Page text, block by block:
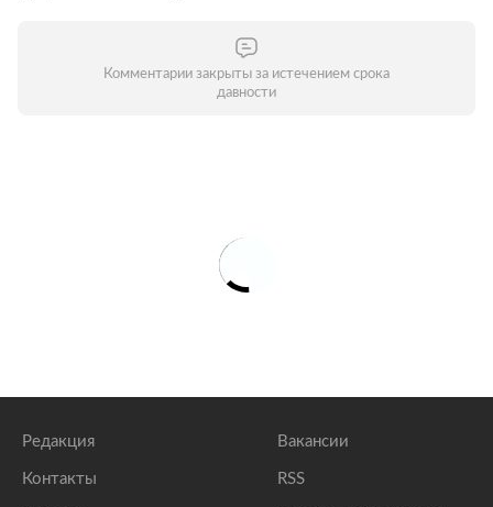
Комментарии закрыты за истечением срока
давности
Редакция
Контакты
Вакансии
RSS